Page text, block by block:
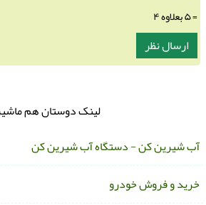
لینک دوستان هم ماشین
شیرین کن - دستگاه آب شیرین کن
و فروش خودرو